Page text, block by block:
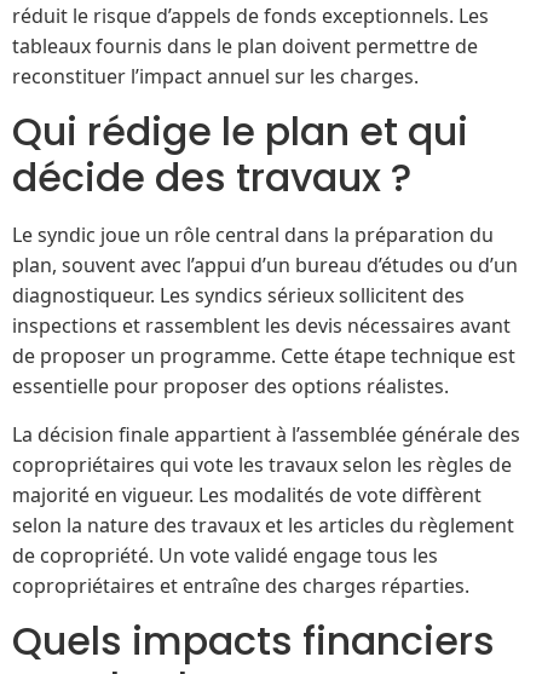
réduit le risque d’appels de fonds exceptionnels. Les
tableaux fournis dans le plan doivent permettre de
reconstituer l’impact annuel sur les charges.
Qui rédige le plan et qui
décide des travaux ?
Le syndic joue un rôle central dans la préparation du
plan, souvent avec l’appui d’un bureau d’études ou d’un
diagnostiqueur. Les syndics sérieux sollicitent des
inspections et rassemblent les devis nécessaires avant
de proposer un programme. Cette étape technique est
essentielle pour proposer des options réalistes.
La décision finale appartient à l’assemblée générale des
copropriétaires qui vote les travaux selon les règles de
majorité en vigueur. Les modalités de vote diffèrent
selon la nature des travaux et les articles du règlement
de copropriété. Un vote validé engage tous les
copropriétaires et entraîne des charges réparties.
Quels impacts financiers